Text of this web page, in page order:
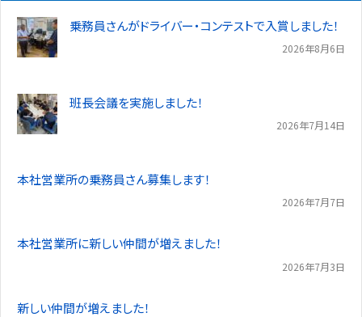
乗務員さんがドライバー・コンテストで入賞しました！
2026年8月6日
班長会議を実施しました！
2026年7月14日
本社営業所の乗務員さん募集します！
2026年7月7日
本社営業所に新しい仲間が増えました！
2026年7月3日
新しい仲間が増えました！